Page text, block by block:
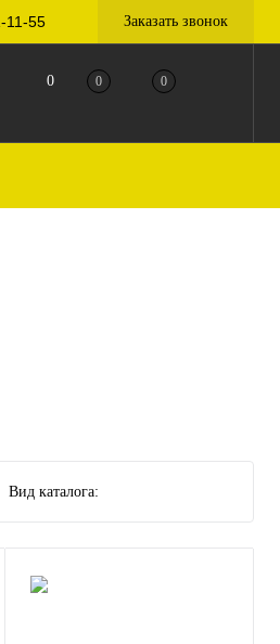
11-55 Заказать звонок
0 0 0
Вид каталога: